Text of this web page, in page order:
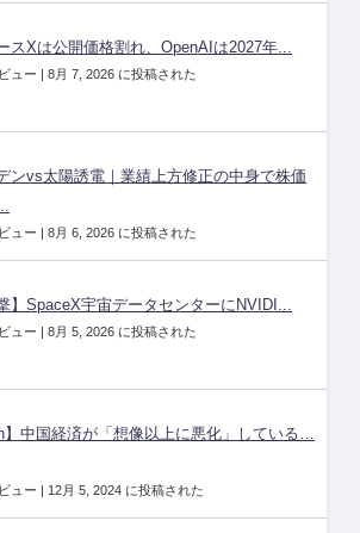
スXは公開価格割れ、OpenAIは2027年...
ュー | 8月 7, 2026 に投稿された
ンvs太陽誘電｜業績上方修正の中身で株価
ュー | 8月 6, 2026 に投稿された
】SpaceX宇宙データセンターにNVIDI...
ュー | 8月 5, 2026 に投稿された
】中国経済が「想像以上に悪化」している…
ュー | 12月 5, 2024 に投稿された